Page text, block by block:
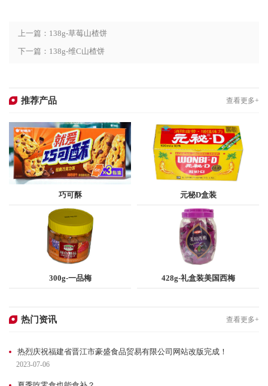
上一篇：138g-草莓山楂饼
下一篇：138g-维C山楂饼
推荐产品 查看更多+
查看更多
巧可酥
查看更多
元秘D盒装
查看更多
300g-一品梅
查看更多
428g-礼盒装美国西梅
热门资讯 查看更多+
热烈庆祝福建省晋江市豪盛食品贸易有限公司网站改版完成！
2023-07-06